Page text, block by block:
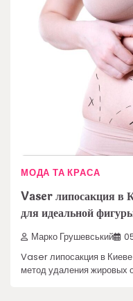
МОДА ТА КРАСА
Vaser липосакция в
для идеальной
Марко Грушевський
Vaser липосакция в
метод удаления жировых